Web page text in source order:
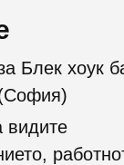
Блек хоук
видите